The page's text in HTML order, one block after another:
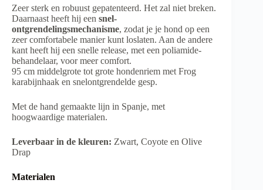
Zeer sterk en robuust gepatenteerd. Het zal niet breken.
Daarnaast heeft hij een snel-
ontgrendelingsmechanisme, zodat je je hond op een
zeer comfortabele manier kunt loslaten. Aan de andere
kant heeft hij een snelle release, met een poliamide-
behandelaar, voor meer comfort.
95 cm middelgrote tot grote hondenriem met Frog
karabijnhaak en snelontgrendelde gesp.
Met de hand gemaakte lijn in Spanje, met
hoogwaardige materialen.
Leverbaar in de kleuren: Zwart, Coyote en Olive
Drap
Materialen